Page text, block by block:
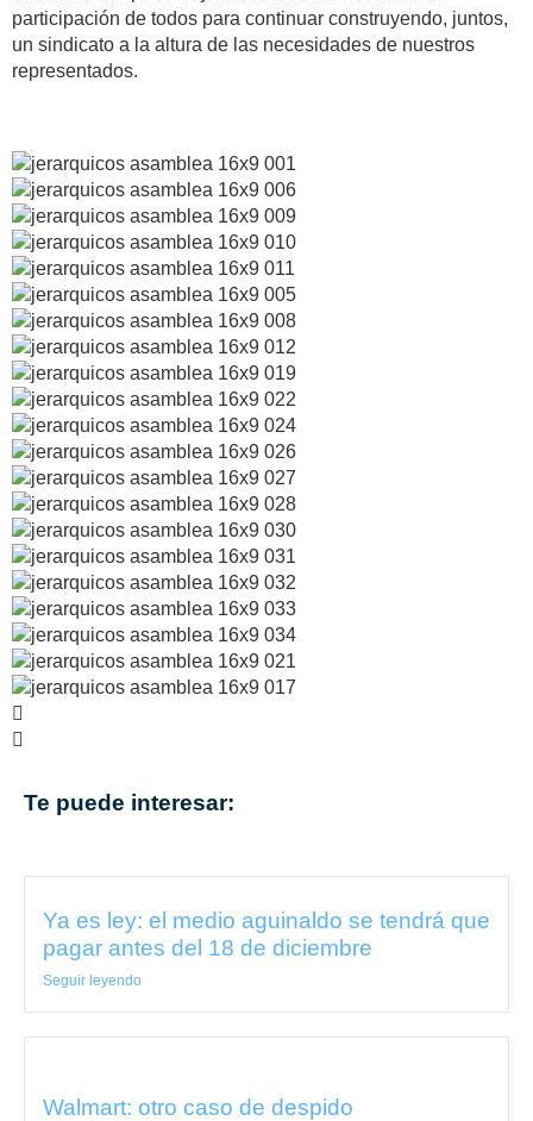
participación de todos para continuar construyendo, juntos,
un sindicato a la altura de las necesidades de nuestros
representados.
Te puede interesar:
Ya es ley: el medio aguinaldo se tendrá que
pagar antes del 18 de diciembre
Seguir leyendo
Walmart: otro caso de despido